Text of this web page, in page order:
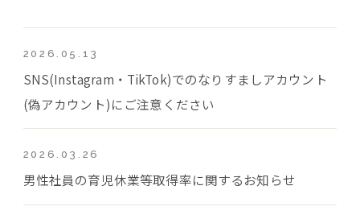
2026.05.13
SNS(Instagram・TikTok)でのなりすましアカウント
(偽アカウント)にご注意ください
2026.03.26
男性社員の育児休業等取得率に関するお知らせ